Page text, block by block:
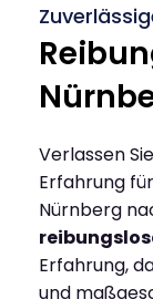
Verlassen
Erfahrung
Nürnberg
Erfahrung,
und